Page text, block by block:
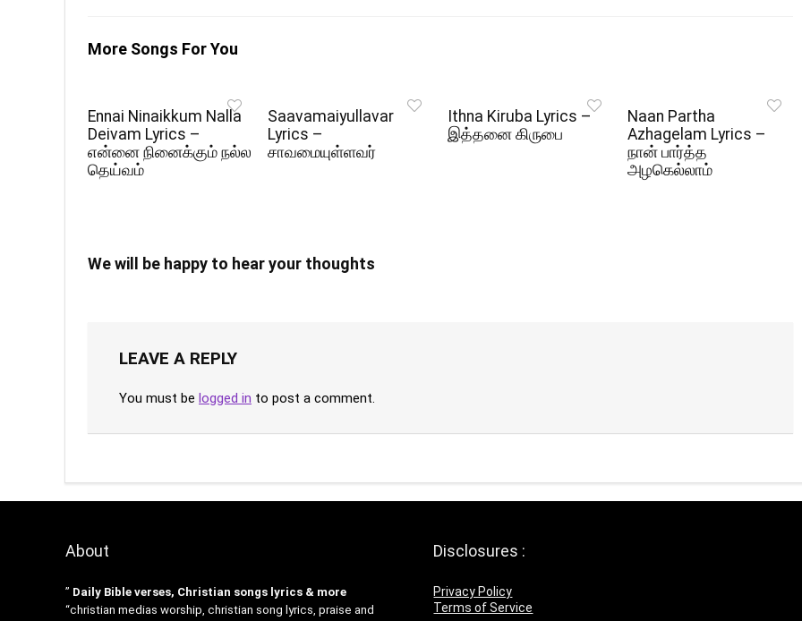
More Songs For You
Ennai Ninaikkum Nalla
Deivam Lyrics –
என்னை நினைக்கும் நல்ல
தெய்வம்
Saavamaiyullavar
Lyrics –
சாவமையுள்ளவர்
Ithna Kiruba Lyrics –
இத்தனை கிருபை
Naan Partha
Azhagelam Lyrics –
நான் பார்த்த
அழகெல்லாம்
We will be happy to hear your thoughts
LEAVE A REPLY
You must be logged in to post a comment.
About
” Daily Bible verses, Christian songs lyrics & more
“christian medias worship, christian song lyrics, praise and
Disclosures :
Privacy Policy
Terms of Service